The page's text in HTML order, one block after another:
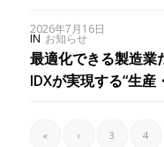
2026年7月16日
IN お知らせ
最適化できる製造
IDXが実現する“生産
« ‹ 3 4